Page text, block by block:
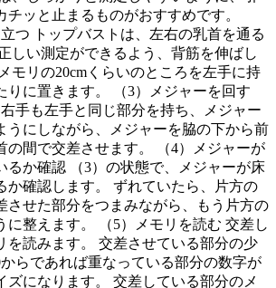
チッと止まるものがおすすめです。
立つ トップバストは、左右の乳首を通る
しい測定ができるよう、背筋を伸ばし
モリの20cmくらいのところを左手に持
りに置きます。 （3）メジャーを回す
右手も左手と同じ部分を持ち、メジャー
うにしながら、メジャーを脇の下から前
の間で交差させます。 （4）メジャーが
るか確認 （3）の状態で、メジャーが床
か確認します。 ずれていたら、片方の
させた部分をつまみながら、もう片方の
に整えます。 （5）メモリを読む 交差し
を読みます。 交差させている部分の少
らであれば重なっている部分の数字が
ズになります。 交差している部分のメ